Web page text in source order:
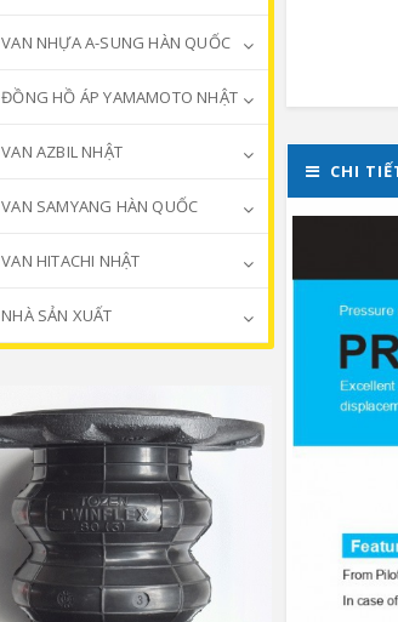
CHI
VAN NHỰA A-SUNG HÀN QUỐC
ĐỒNG HỒ ÁP YAMAMOTO NHẬT
VAN AZBIL NHẬT
VAN SAMYANG HÀN QUỐC
VAN HITACHI NHẬT
NHÀ SẢN XUẤT